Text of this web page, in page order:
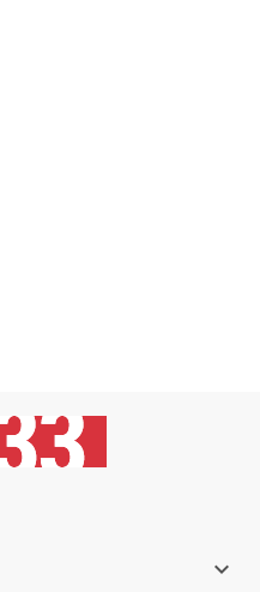
